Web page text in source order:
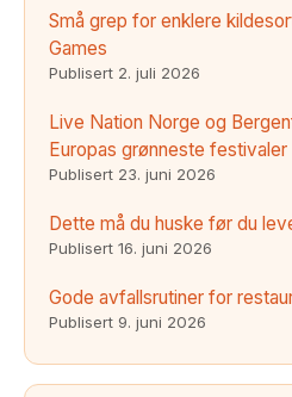
Små grep for enklere
Games
Publisert 2. juli 2026
Live Nation Norge og
Europas grønneste festivaler
Publisert 23. juni 2026
Dette må du huske før du
Publisert 16. juni 2026
Gode avfallsrutiner for
Publisert 9. juni 2026